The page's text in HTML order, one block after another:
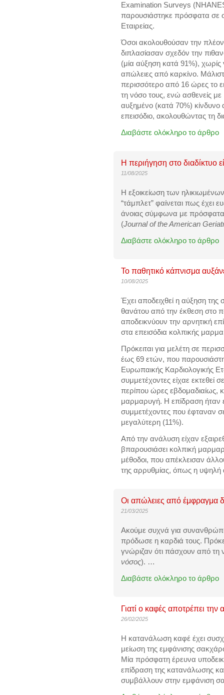
Examination Surveys
παρουσιάστηκε πρόσφατα σε
Εταιρείας.
Όσοι ακολουθούσαν την πλέον
διπλασίασαν σχεδόν την
(μία αύξηση κατά 91%),
απώλειες από καρκίνο.
περισσότερο από 16 ώρες το
τη νόσο τους, ενώ ασθενείς
αυξημένο (κατά 70%)
επεισόδιο, ακολουθώντας τη
Διαβάστε ολόκληρο το άρθρο
Η περιήγηση στο διαδίκτυο
11/08/2025
Η εξοικείωση των
“τάμπλετ” φαίνεται πως έχει
άνοιας σύμφωνα με πρόσφατα
(Journal of the American
Διαβάστε ολόκληρο το άρθρο
Το παθητικό κάπνισμα
10/08/2025
Έχει αποδειχθεί η αύξηση της
θανάτου από την έκθεση στο
αποδεικνύουν την αρνητική
στα επεισόδια κολπικής
Πρόκειται για μελέτη σε
έως 69 ετών, που
Ευρωπαικής Καρδιολογικής
συμμετέχοντες είχαε εκτεθεί
περίπου ώρες εβδομαδιαίως,
μαρμαρυγή. Η επίδραση ήταν
συμμετέχοντες που έφταναν
μεγαλύτερη (11%).
Από την ανάλυση είχαν
βπαρουσιάσει κολπική
μέθοδοι, που απέκλεισαν
της αρρυθμίας, όπως η υψηλή
Οι απώλειες από έμφραγμα
21/03/2025
Ακούμε συχνά για
πρόδωσε η καρδιά τους.
γνώριζαν ότι πάσχουν από τη
νόσος). …
Διαβάστε ολόκληρο το άρθρο
Γιατί ο καφές αποτρέπει την
26/02/2025
Η κατανάλωση καφέ έχει
μείωση της εμφάνισης
Μία πρόσφατη έρευνα
επίδραση της κατανάλωσης
συμβάλλουν στην εμφάνιση